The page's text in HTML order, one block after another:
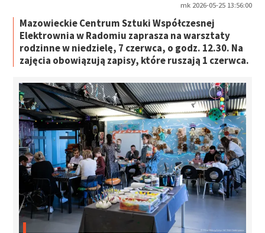
mk 2026-05-25 13:56:00
Mazowieckie Centrum Sztuki Współczesnej
Elektrownia w Radomiu zaprasza na warsztaty
rodzinne w niedzielę, 7 czerwca, o godz. 12.30. Na
zajęcia obowiązują zapisy, które ruszają 1 czerwca.